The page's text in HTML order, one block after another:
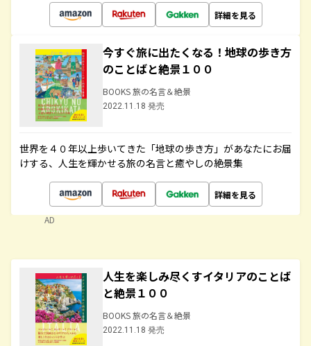
詳細を見る
今すぐ旅に出たくなる！地球の歩き方
のことばと絶景１００
BOOKS 旅の名言＆絶景
2022.11.18 発売
世界を４０年以上歩いてきた「地球の歩き方」があなたにお届
けする、人生を輝かせる旅の名言と癒やしの絶景集
詳細を見る
AD
人生を楽しみ尽くすイタリアのことば
と絶景１００
BOOKS 旅の名言＆絶景
2022.11.18 発売